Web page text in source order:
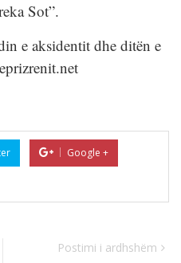
Sot”.
e aksidentit dhe ditën e
Google +
Postimi i ardhshëm